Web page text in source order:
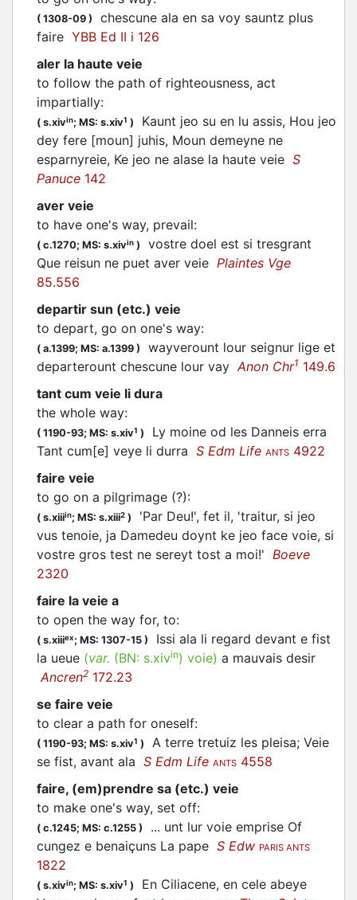
( 1308-09 )
chescune ala en sa voy sauntz plus
faire YBB Ed II i 126
aler la haute veie
to follow the path of righteousness, act
impartially:
( s.xivin; MS: s.xiv1 )
Kaunt jeo su en lu assis, Hou jeo
dey fere [moun] juhis, Moun demeyne ne
esparnyreie, Ke jeo ne alase la haute veie S
Panuce 142
aver veie
to have one's way, prevail:
( c.1270; MS: s.xivin )
vostre doel est si tresgrant
Que reisun ne puet aver veie Plaintes Vge
85.556
departir sun (etc.) veie
to depart, go on one's way:
( a.1399; MS: a.1399 )
wayverount lour seignur lige et
departerount chescune lour vayAnon Chr1 149.6
tant cum veie li dura
the whole way:
( 1190-93; MS: s.xiv1 )
Ly moine od les Danneis erra
Tant cum[e] veye li durra S Edm Life ANTS 4922
faire veie
to go on a pilgrimage (?):
( s.xiiiin; MS: s.xiii2 )
'Par Deu!', fet il, 'traitur, si jeo
vus tenoie, ja Damedeu doynt ke jeo face voie, si
vostre gros test ne sereyt tost a moi!' Boeve
2320
faire la veie a
to open the way for, to:
( s.xiiiex; MS: 1307-15 )
Issi ala li regard devant e fist
la ueue (var. (BN: s.xivin) voie) a mauvais desir
Ancren2 172.23
se faire veie
to clear a path for oneself:
( 1190-93; MS: s.xiv1 )
A terre tretuiz les pleisa; Veie
se fist, avant ala S Edm Life ANTS 4558
faire, (em)prendre sa (etc.) veie
to make one's way, set off:
( c.1245; MS: c.1255 )
... unt lur voie emprise Of
cungez e benaiçuns La pape S Edw PARIS ANTS
1822
( s.xivin; MS: s.xiv1 )
En Ciliacene, en cele abeye